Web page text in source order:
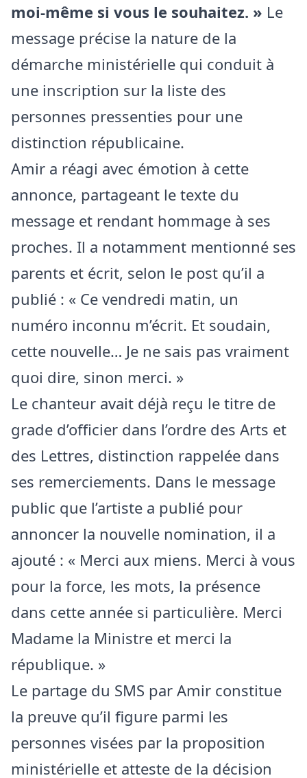
moi-même si vous le souhaitez. » Le
message précise la nature de la
démarche ministérielle qui conduit à
une inscription sur la liste des
personnes pressenties pour une
distinction républicaine.
Amir a réagi avec émotion à cette
annonce, partageant le texte du
message et rendant hommage à ses
proches. Il a notamment mentionné ses
parents et écrit, selon le post qu’il a
publié : « Ce vendredi matin, un
numéro inconnu m’écrit. Et soudain,
cette nouvelle… Je ne sais pas vraiment
quoi dire, sinon merci. »
Le chanteur avait déjà reçu le titre de
grade d’officier dans l’ordre des Arts et
des Lettres, distinction rappelée dans
ses remerciements. Dans le message
public que l’artiste a publié pour
annoncer la nouvelle nomination, il a
ajouté : « Merci aux miens. Merci à vous
pour la force, les mots, la présence
dans cette année si particulière. Merci
Madame la Ministre et merci la
république. »
Le partage du SMS par Amir constitue
la preuve qu’il figure parmi les
personnes visées par la proposition
ministérielle et atteste de la décision